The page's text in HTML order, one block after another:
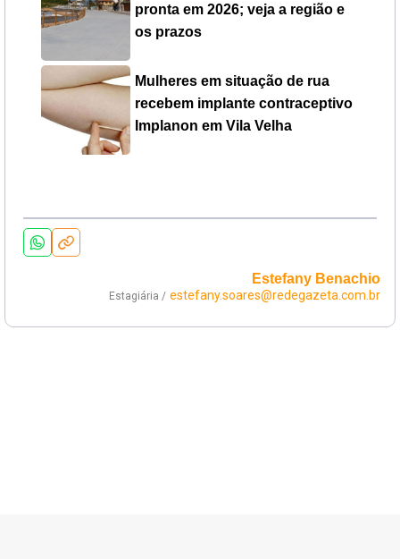
pronta em 2026; veja a região e
os prazos
Mulheres em situação de rua
recebem implante contraceptivo
Implanon em Vila Velha
Estefany Benachio
Estagiária / estefany.soares@redegazeta.com.br